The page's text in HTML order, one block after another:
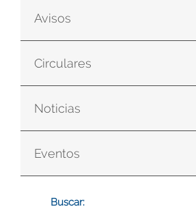
Avisos
Circulares
Noticias
Eventos
Buscar: